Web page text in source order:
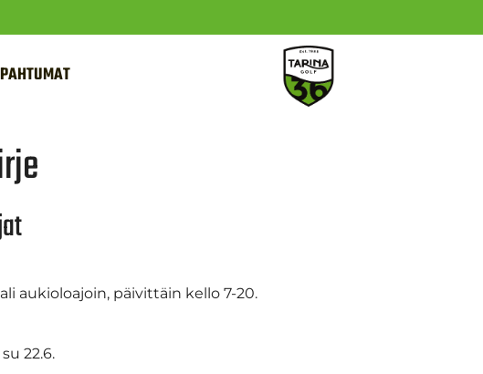
aukioloajoin, päivittäin kello 7-20.
22.6.